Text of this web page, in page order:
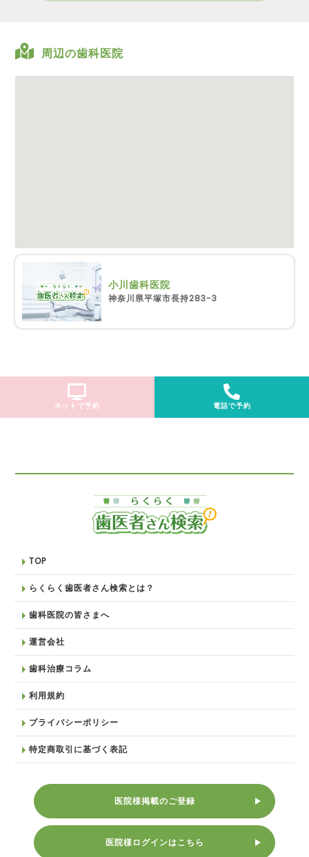
周辺の歯科医院
小川歯科医院
神奈川県平塚市長持283-3
ネットで予約 電話で予約
TOP
らくらく歯医者さん検索とは？
歯科医院の皆さまへ
運営会社
歯科治療コラム
利用規約
プライバシーポリシー
特定商取引に基づく表記
医院様掲載のご登録
医院様ログインはこちら